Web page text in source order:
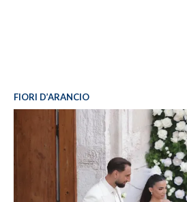
FIORI D’ARANCIO